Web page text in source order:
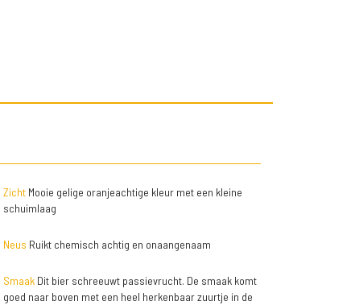
ZichtMooie gelige oranjeachtige kleur met een kleine
schuimlaag
Neus Ruikt chemisch achtig en onaangenaam
SmaakDit bier schreeuwt passievrucht. De smaak komt
goed naar boven met een heel herkenbaar zuurtje in de